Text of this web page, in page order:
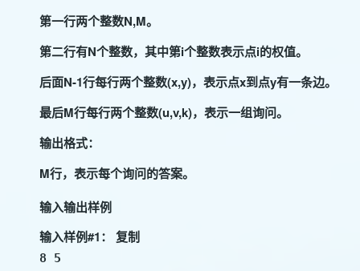
第一行两个整数N,M。
第二行有N个整数，其中第i个整数表示点i的权值。
后面N-1行每行两个整数(x,y)，表示点x到点y有一条边。
最后M行每行两个整数(u,v,k)，表示一组询问。
输出格式：
M行，表示每个询问的答案。
输入输出样例
输入样例#1： 复制
8 5